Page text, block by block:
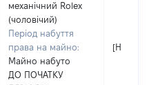
механічний Rolex
(чоловічий)
Період набуття
права на майно:
Майно набуто
ДО ПОЧАТКУ
[Не